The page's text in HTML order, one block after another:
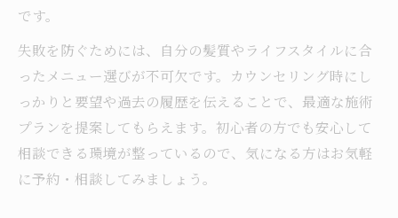
プロによるトリートメントで潤いを長持ち
最新機器と技術力が叶える美髪効果
カラーやパーマと相性の良い施術方法
髪のツヤ感を左右する美容師のこだわり
自分に合うケアを美容室で見つける秘訣
です。
失敗を防ぐためには、自分の髪質やライフスタイルに合
ったメニュー選びが不可欠です。カウンセリング時にし
っかりと要望や過去の履歴を伝えることで、最適な施術
プランを提案してもらえます。初心者の方でも安心して
相談できる環境が整っているので、気になる方はお気軽
に予約・相談してみましょう。